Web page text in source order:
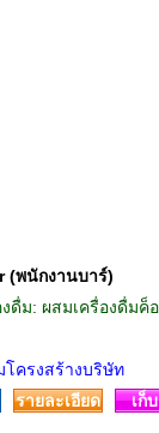
(พนักงานบาร์)
งดื่ม: ผสมเครื่องดื่ม
โครงสร้างบริษัท
รายละเอียด เก็